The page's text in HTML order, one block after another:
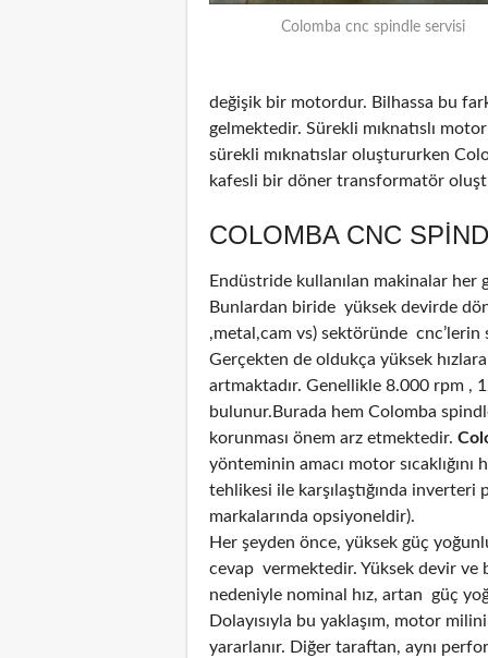
Colomba cnc spindle servisi
değişik bir motordur. Bilhassa bu
gelmektedir. Sürekli mıknatıslı
sürekli mıknatıslar oluştururken
kafesli bir döner transformatör
COLOMBA CNC
Endüstride kullanılan makinalar her
Bunlardan biride yüksek devirde
,metal,cam vs) sektöründe
Gerçekten de oldukça yüksek
artmaktadır. Genellikle 8.000 rpm ,
bulunur.Burada hem Colomba
korunması önem arz etmektedir.
yönteminin amacı motor sıcaklığını
tehlikesi ile karşılaştığında
markalarında opsiyoneldir).
Her şeyden önce, yüksek güç
cevap vermektedir. Yüksek devir ve
nedeniyle nominal hız, artan güç
Dolayısıyla bu yaklaşım, motor
yararlanır. Diğer taraftan, aynı